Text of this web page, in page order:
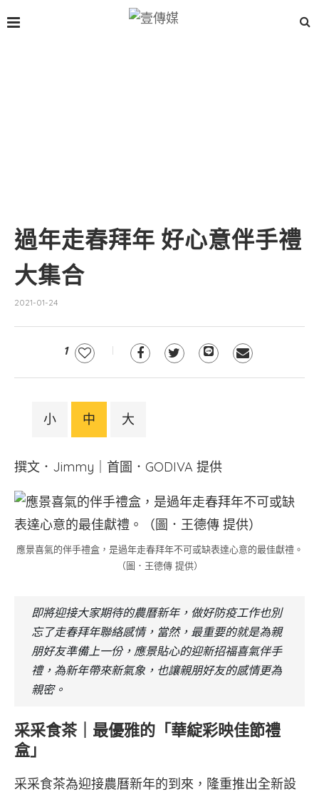
過年走春拜年 好心意伴手禮
大集合
2021-01-24
1
小 中 大
撰文．Jimmy｜首圖．GODIVA 提供
應景喜氣的伴手禮盒，是過年走春拜年不可或缺表達心意的最佳獻禮。
（圖．王德傳 提供）
即將迎接大家期待的農曆新年，做好防疫工作也別
忘了走春拜年聯絡感情，當然，最重要的就是為親
朋好友準備上一份，應景貼心的迎新招福喜氣伴手
禮，為新年帶來新氣象，也讓親朋好友的感情更為
親密。
采采食茶｜最優雅的「華綻彩映佳節禮
盒」
采采食茶為迎接農曆新年的到來，隆重推出全新設